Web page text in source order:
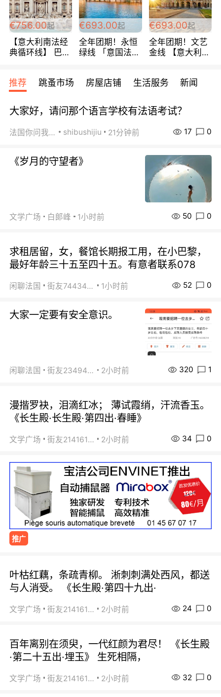
€756.00起
【意大利南法经
典循环线】 巴黎
宾馆 108欧/天起
全程756欧/位
€693.00起
全年团期！永恒
绿线 「意国法
欧/天起 ~包拼房
€693.00起
全年团期！文艺
金线 【意大利一
每周铁发！
推荐 跳蚤市场 房屋店铺 生活服务 新闻
大家好，请问那个语言学校有法语考试？
法国你问我答 shibushijiu 21分钟前 17 0
《岁月的守望者》
文学广场 白郞峰 1小时前 50 0
求租居留，女，餐馆长期报工用，在小巴黎，
最好年龄三十五至四十五。有意者联系078
闲聊法国 街友74434350 1小时前 52 0
大家一定要有安全意识。
闲聊法国 街友23494008 2小时前 320 1
漫揩罗袂，泪滴红冰； 薄试霞绡，汗流香玉。
《长生殿·长生殿·第四出·春睡》
文学广场 街友21416156 2小时前 34 0
推广
叶枯红藕，条疏青柳。 淅刺刺满处西风，都送
与人消受。 《长生殿·第四十九出·
文学广场 街友21416156 2小时前 24 0
百年离别在须臾，一代红颜为君尽！ 《长生殿
·第二十五出·埋玉》 生死相隔，
文学广场 街友21416156 2小时前 32 0